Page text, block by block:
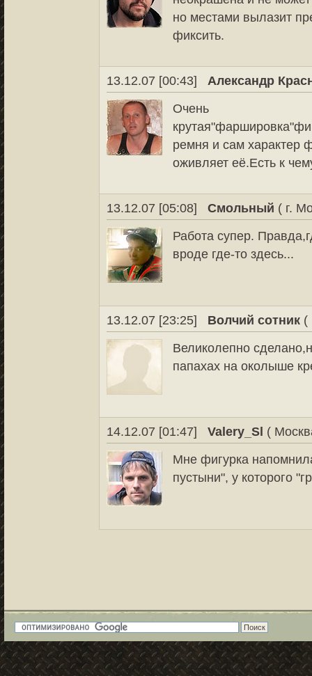
но местами вылазит
фиксить.
13.12.07 [00:43]
Александр
Очень
ремня и сам характер
оживляет её.Есть к
13.12.07 [05:08] Смольный ( г.
Работа супер.
вроде где-то здесь...
13.12.07 [23:25] Волчий сотник (
Великолепно
папахах на околыше
14.12.07 [01:47] Valery_Sl (
Мне фигурка
пустыни", у которого